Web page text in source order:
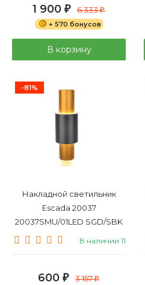
1 900 ₽ 6 333₽
+ 570 бонусов
В корзину
-81%
Накладной светильник
Escada 20037
20037SMU/01LED SGD/SBK
В наличии 11
600 ₽ 3 157₽